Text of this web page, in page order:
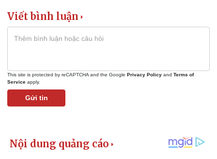
Viết bình luận
This site is protected by reCAPTCHA and the Google Privacy Policy and Terms of
Service apply.
Gửi tin